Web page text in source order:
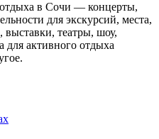
в Сочи — концерты,
для экскурсий, места,
выставки, театры, шоу,
для активного отдыха